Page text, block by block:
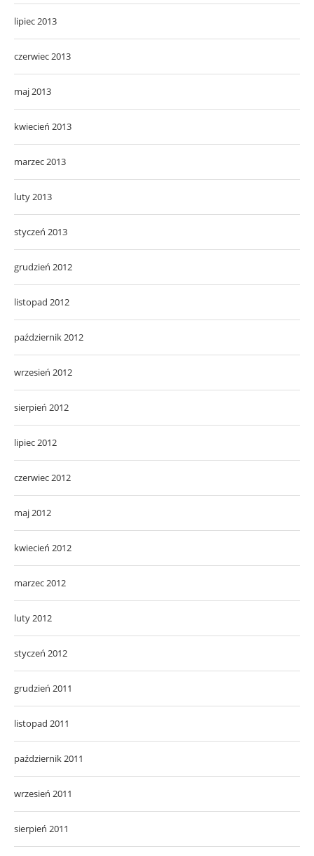
lipiec 2013
czerwiec 2013
maj 2013
kwiecień 2013
marzec 2013
luty 2013
styczeń 2013
grudzień 2012
listopad 2012
październik 2012
wrzesień 2012
sierpień 2012
lipiec 2012
czerwiec 2012
maj 2012
kwiecień 2012
marzec 2012
luty 2012
styczeń 2012
grudzień 2011
listopad 2011
październik 2011
wrzesień 2011
sierpień 2011